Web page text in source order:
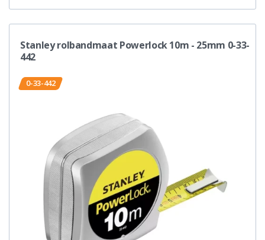
Stanley rolbandmaat Powerlock 10m - 25mm 0-33-
442
0-33-442